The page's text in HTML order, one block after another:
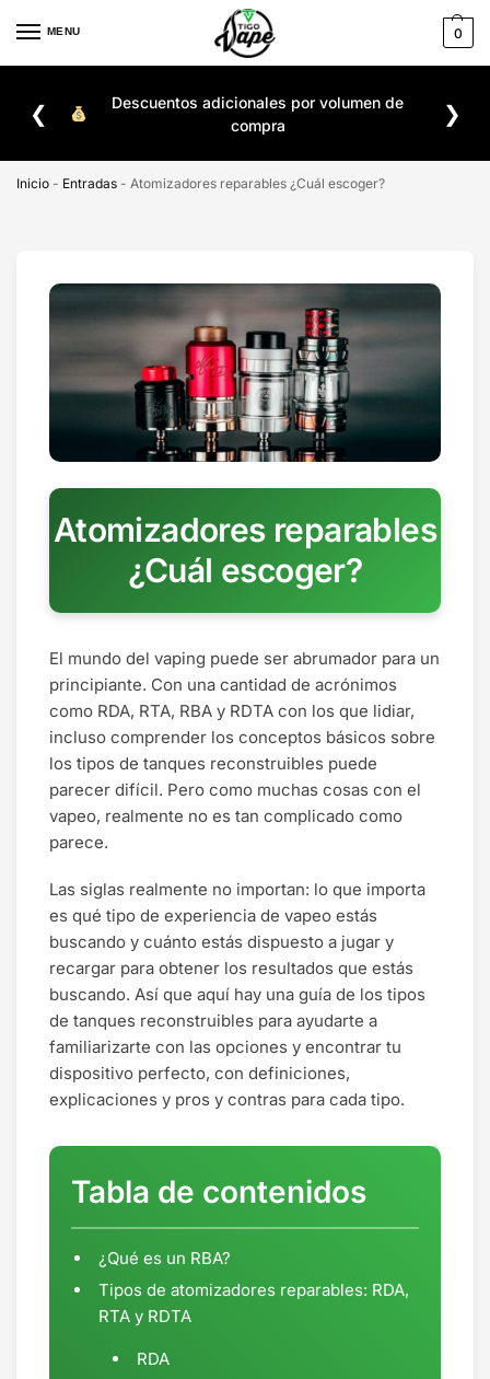
MENU 0
❮
Descuentos adicionales por volumen de
compra
❯
Inicio - Entradas - Atomizadores reparables ¿Cuál escoger?
Atomizadores reparables
¿Cuál escoger?
El mundo del vaping puede ser abrumador para un
principiante. Con una cantidad de acrónimos
como RDA, RTA, RBA y RDTA con los que lidiar,
incluso comprender los conceptos básicos sobre
los tipos de tanques reconstruibles puede
parecer difícil. Pero como muchas cosas con el
vapeo, realmente no es tan complicado como
parece.
Las siglas realmente no importan: lo que importa
es qué tipo de experiencia de vapeo estás
buscando y cuánto estás dispuesto a jugar y
recargar para obtener los resultados que estás
buscando. Así que aquí hay una guía de los tipos
de tanques reconstruibles para ayudarte a
familiarizarte con las opciones y encontrar tu
dispositivo perfecto, con definiciones,
explicaciones y pros y contras para cada tipo.
Tabla de contenidos
¿Qué es un RBA?
Tipos de atomizadores reparables: RDA,
RTA y RDTA
RDA